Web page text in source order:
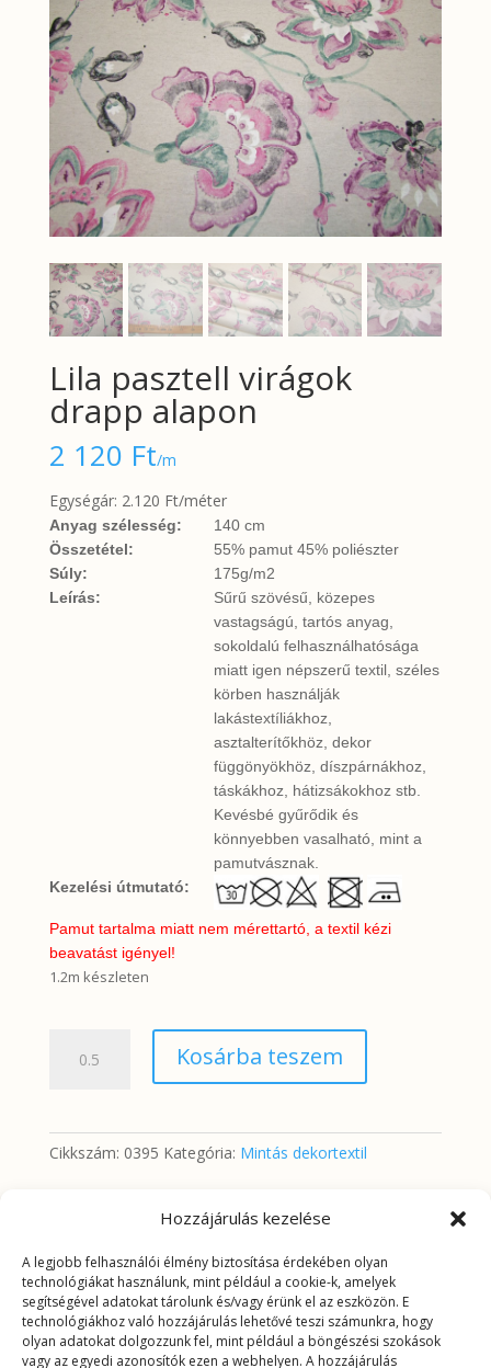
Hozzájárulás kezelése
A legjobb felhasználói élmény biztosítása érdekében olyan
technológiákat használunk, mint például a cookie-k, amelyek
segítségével adatokat tárolunk és/vagy érünk el az eszközön. E
technológiákhoz való hozzájárulás lehetővé teszi számunkra, hogy
olyan adatokat dolgozzunk fel, mint például a böngészési szokások
vagy az egyedi azonosítók ezen a webhelyen. A hozzájárulás
Lila pasztell virágok
drapp alapon
2 120 Ft/m
Egységár: 2.120 Ft/méter
Anyag szélesség:
140 cm
Összetétel:
55% pamut 45% poliészter
Súly:
175g/m2
Leírás:
Sűrű szövésű, közepes
vastagságú, tartós anyag,
sokoldalú felhasználhatósága
miatt igen népszerű textil, széles
körben használják
lakástextíliákhoz,
asztalterítőkhöz, dekor
függönyökhöz, díszpárnákhoz,
táskákhoz, hátizsákokhoz stb.
Kevésbé gyűrődik és
könnyebben vasalható, mint a
pamutvásznak.
Kezelési útmutató:
Pamut tartalma miatt nem mérettartó, a textil kézi
beavatást igényel!
1.2m készleten
pasztell
alapon
Kosárba teszem
Cikkszám: 0395 Kategória: Mintás dekortextil
További információk